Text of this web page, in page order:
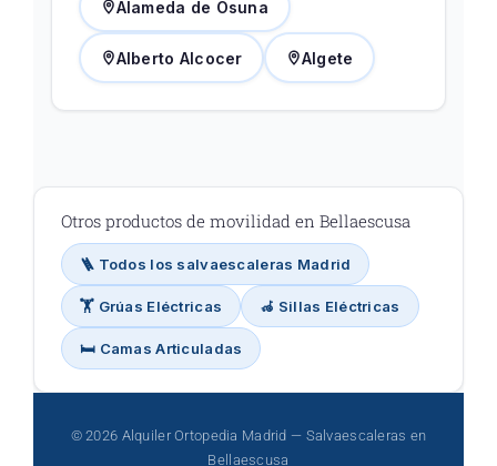
Alameda de Osuna
Alberto Alcocer Algete
Otros productos de movilidad en Bellaescusa
🪜 Todos los salvaescaleras Madrid
🏋️ Grúas Eléctricas 🦽 Sillas Eléctricas
🛏️ Camas Articuladas
© 2026 Alquiler Ortopedia Madrid — Salvaescaleras en
Bellaescusa